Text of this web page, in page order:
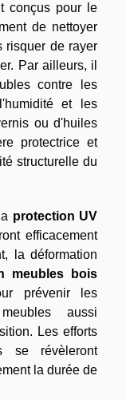
conçus pour le
de nettoyer
risquer de rayer
Par ailleurs, il
contre les
et les
ou d'huiles
protectrice et
structurelle du
protection UV
efficacement
la déformation
meubles bois
prévenir les
aussi
Les efforts
se révèleront
la durée de